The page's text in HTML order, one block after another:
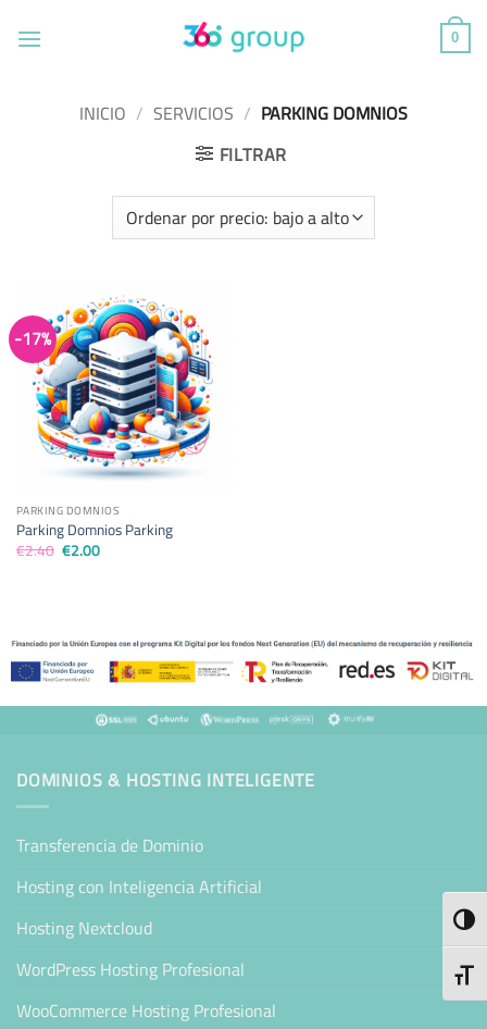
0
INICIO / SERVICIOS / PARKING DOMNIOS
FILTRAR
-17%
PARKING DOMNIOS
Parking Domnios Parking
€2.40 El
precio
€2.00Elprecio
DOMINIOS & HOSTING INTELIGENTE
Transferencia de Dominio
Hosting con Inteligencia Artificial
Hosting Nextcloud
WordPress Hosting Profesional
WooCommerce Hosting Profesional